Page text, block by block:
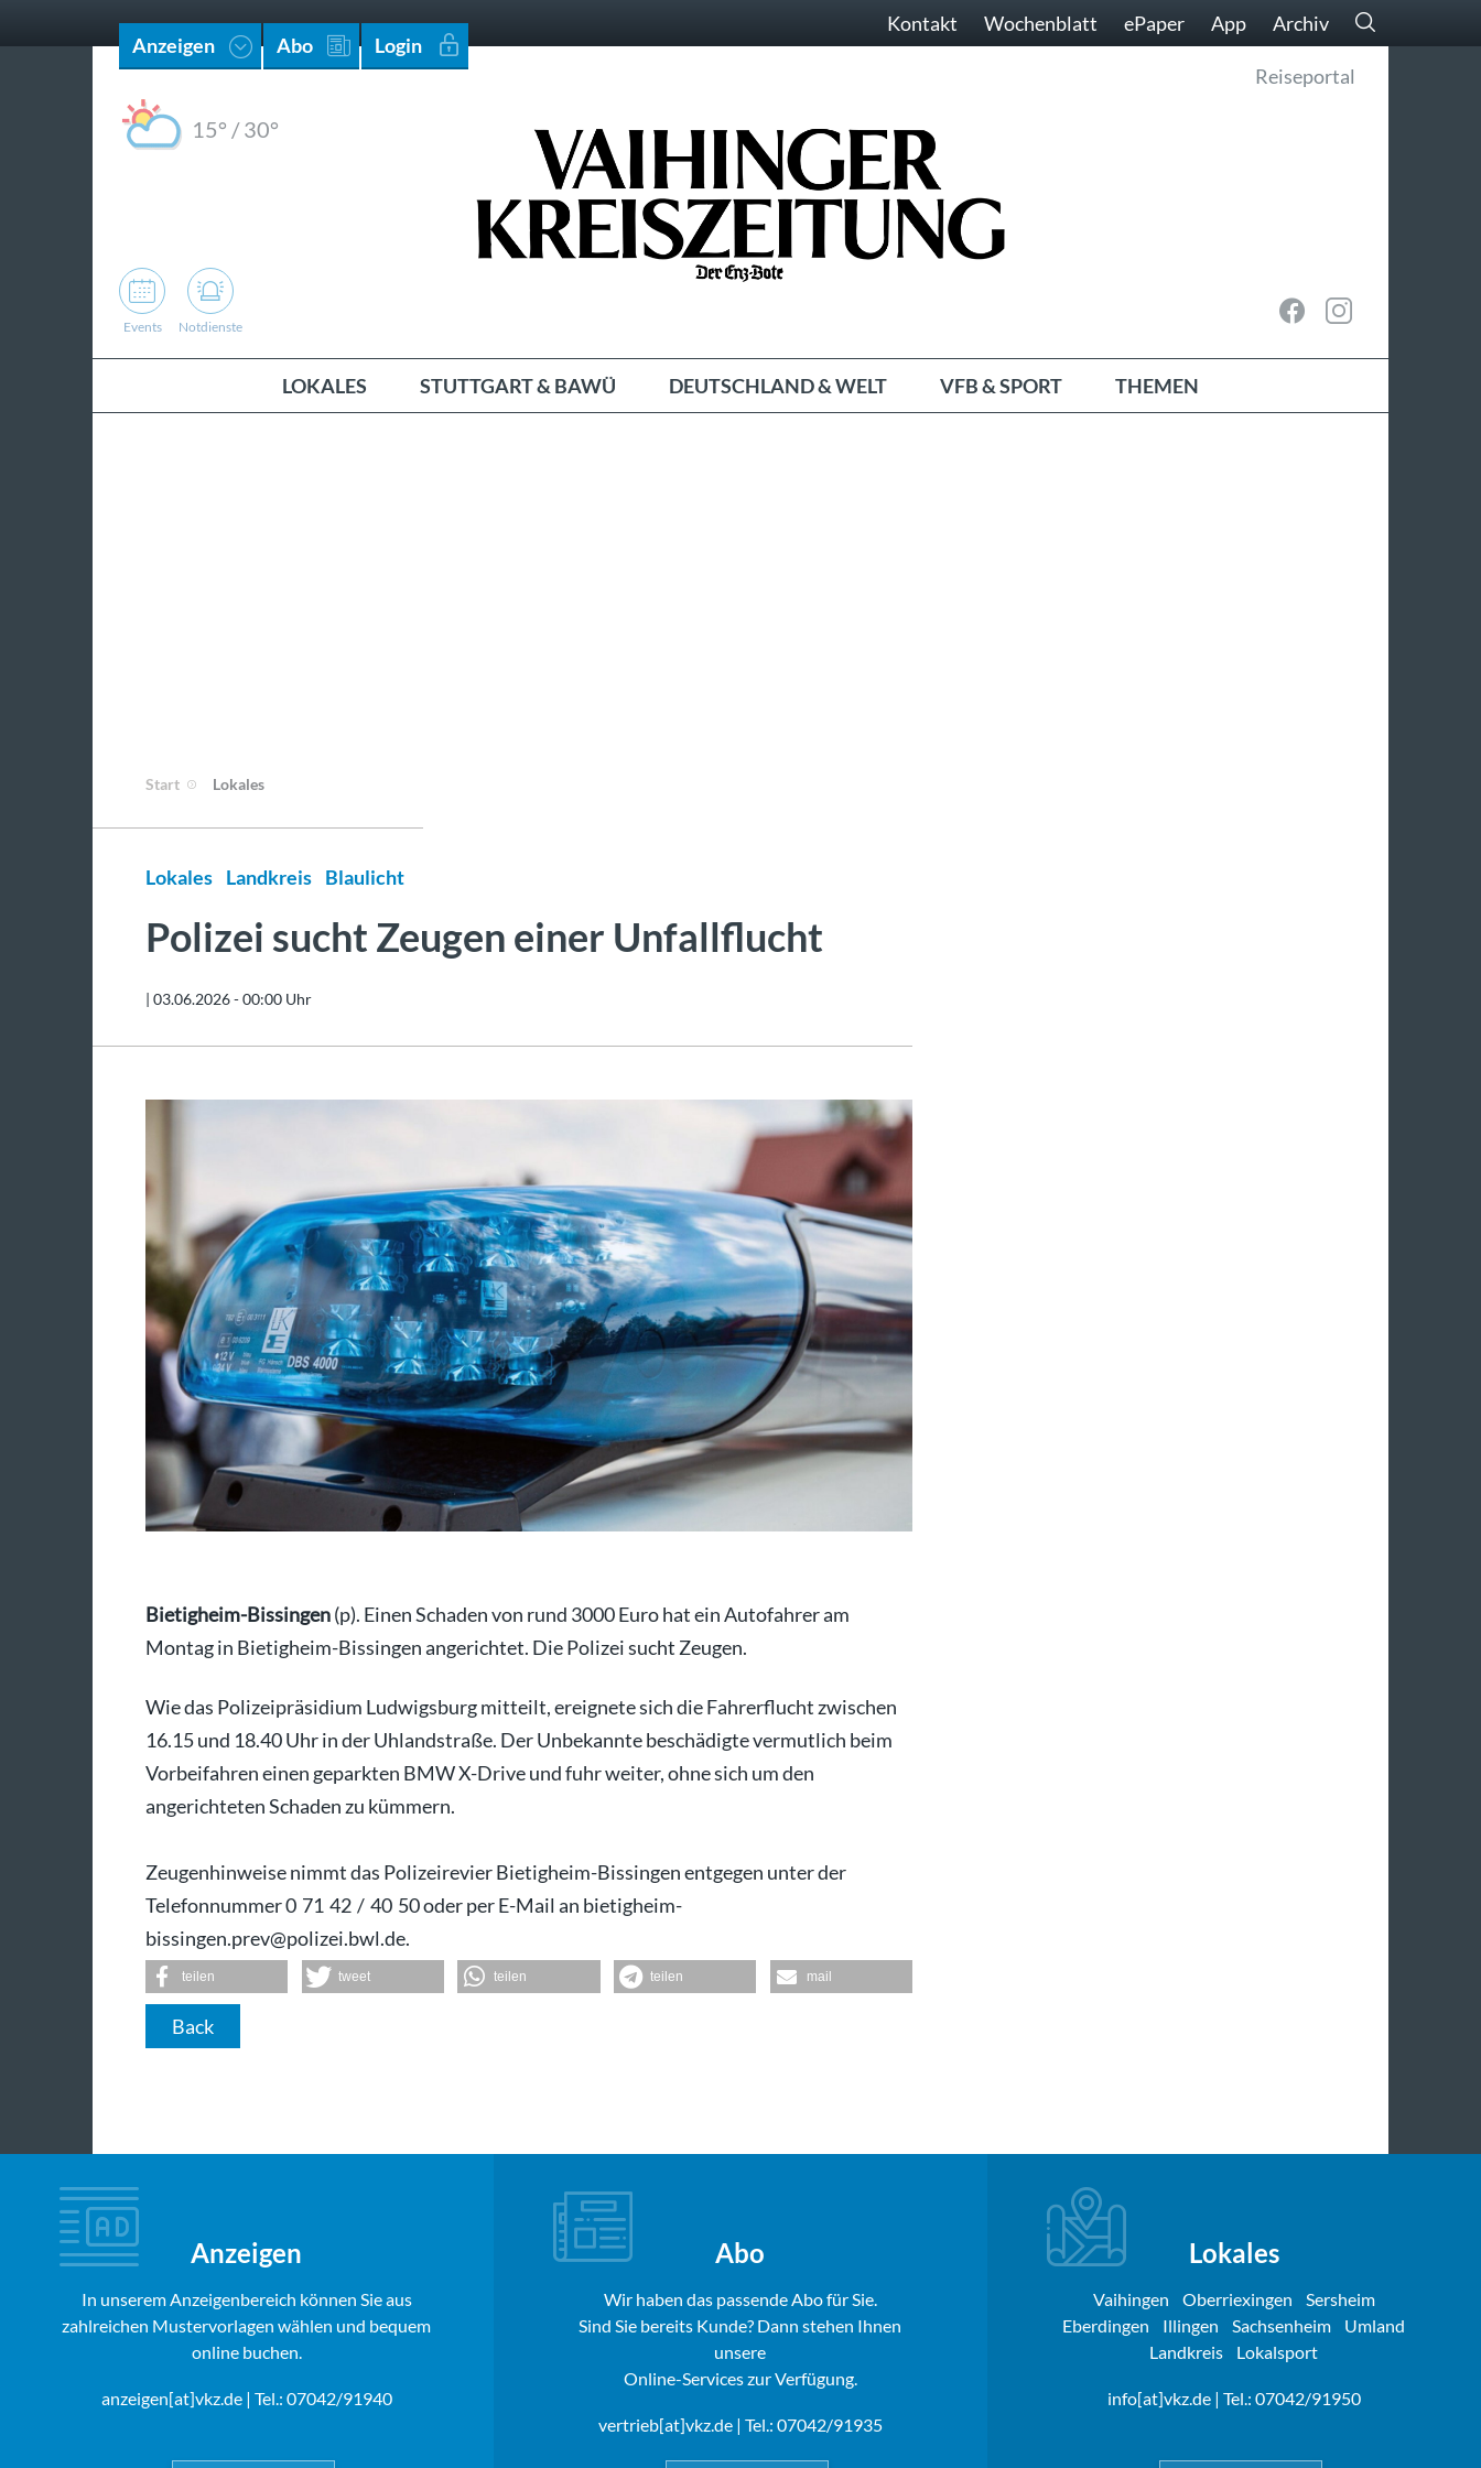
Anzeigen Abo Login
Kontakt Wochenblatt ePaper App Archiv
15° /30°
Reiseportal
Events Notdienste
LOKALES STUTTGART & BAWÜ DEUTSCHLAND & WELT VFB & SPORT THEMEN
Start Lokales
Lokales Landkreis Blaulicht
Polizei sucht Zeugen einer Unfallflucht
| 03.06.2026 - 00:00 Uhr
Bietigheim-Bissingen(p). Einen Schaden von rund 3000 Euro hat ein Autofahrer am
Montag in Bietigheim-Bissingen angerichtet. Die Polizei sucht Zeugen.
Wie das Polizeipräsidium Ludwigsburg mitteilt, ereignete sich die Fahrerflucht zwischen
16.15 und 18.40 Uhr in der Uhlandstraße. Der Unbekannte beschädigte vermutlich beim
Vorbeifahren einen geparkten BMW X-Drive und fuhr weiter, ohne sich um den
angerichteten Schaden zu kümmern.
Zeugenhinweise nimmt das Polizeirevier Bietigheim-Bissingen entgegen unter der
Telefonnummer 0 71 42 / 40 50 oder per E-Mail an bietigheim-
bissingen.prev@polizei.bwl.de.
teilen tweet teilen teilen mail
Back
Anzeigen
In unserem Anzeigenbereich können Sie aus
zahlreichen Mustervorlagen wählen und bequem
online buchen.
anzeigen[at]vkz.de| Tel.: 07042/91940
Abo
Wir haben das passende Abo für Sie.
Sind Sie bereits Kunde? Dann stehen Ihnen
unsere
Online-Services zur Verfügung.
vertrieb[at]vkz.de| Tel.: 07042/91935
Lokales
Vaihingen Oberriexingen
Sersheim
Eberdingen
Illingen Sachsenheim
Umland
Landkreis
Lokalsport
info[at]vkz.de| Tel.: 07042/91950